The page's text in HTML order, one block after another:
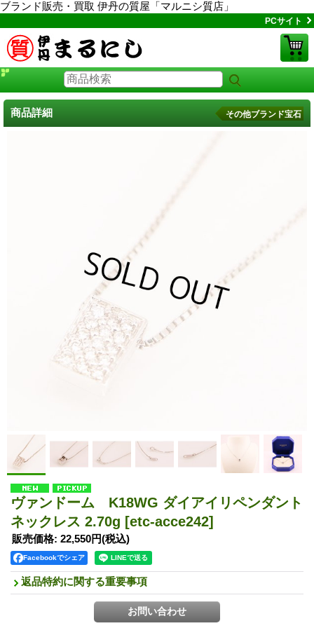
ブランド販売・買取 伊丹の質屋「マルニシ質店」
PCサイト
商品詳細 その他ブランド宝石
ヴァンドーム K18WG ダイアイリペンダント
ネックレス 2.70g [etc-acce242]
販売価格: 22,550円(税込)
Facebookでシェア
返品特約に関する重要事項